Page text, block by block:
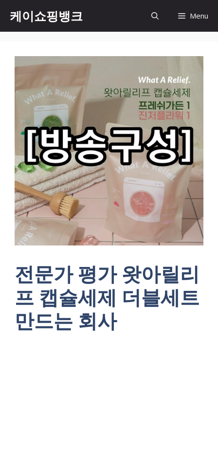
content
케이쇼핑뱅크 Menu
전문가 평가 왓아릴리
프 캡슐세제 더블세트
만드는 회사